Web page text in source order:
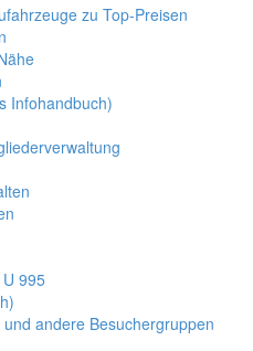
zu Top-Preisen
Infohandbuch)
995
andere Besuchergruppen